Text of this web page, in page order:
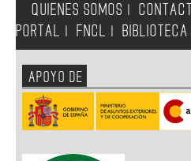
QUIENES SOMOS
PORTAL
FNCL BIBLIOTECA
APOYO DE